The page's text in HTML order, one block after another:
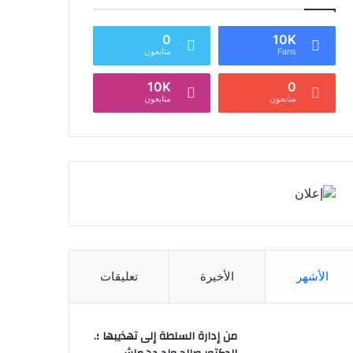
10K
Fans
0
متابعون
0
متابعون
10K
متابعون
الأشهر الأخيرة تعليقات
من إدارة السلطة إلى تهذيبها ؛.